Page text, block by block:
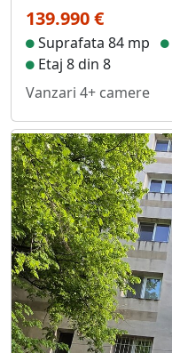
139.990 €
Suprafata 84 mp
Etaj 8 din 8
Vanzari 4+ camere